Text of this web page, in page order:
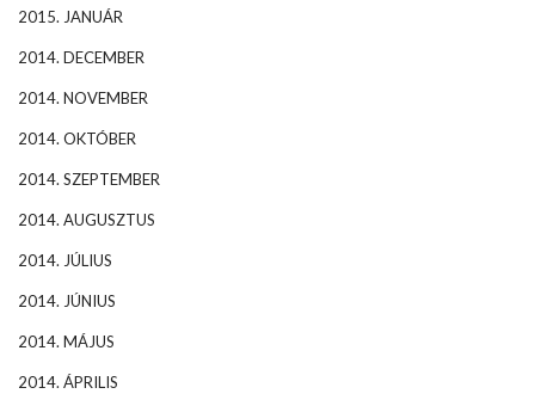
2015. JANUÁR
2014. DECEMBER
2014. NOVEMBER
2014. OKTÓBER
2014. SZEPTEMBER
2014. AUGUSZTUS
2014. JÚLIUS
2014. JÚNIUS
2014. MÁJUS
2014. ÁPRILIS